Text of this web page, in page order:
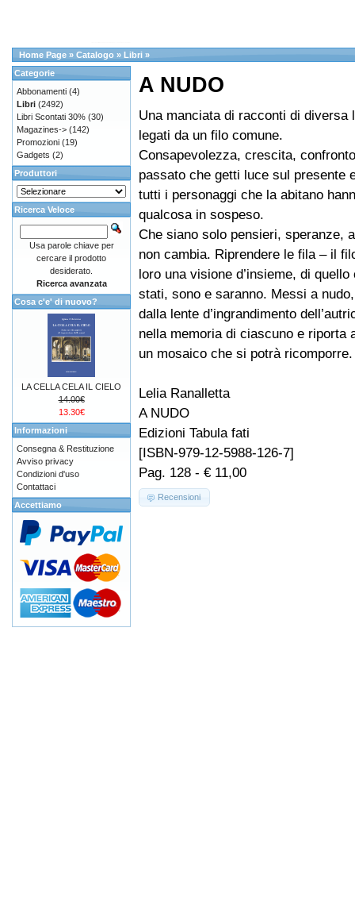
Home Page » Catalogo » Libri »
A NUDO
Una manciata di racconti di diversa
legati da un filo comune.
Consapevolezza, crescita,
passato che getti luce sul presente
tutti i personaggi che la abitano
qualcosa in sospeso.
Che siano solo pensieri, speranze,
non cambia. Riprendere le fila – il
loro una visione d’insieme, di quello
stati, sono e saranno. Messi a
dalla lente d’ingrandimento
nella memoria di ciascuno e riporta
un mosaico che si potrà ricomporre.
Lelia Ranalletta
A NUDO
Edizioni Tabula fati
[ISBN-979-12-5988-126-7]
Pag. 128 - € 11,00
Recensioni
Categorie
Abbonamenti (4)
Libri (2492)
Libri Scontati 30% (30)
Magazines-> (142)
Promozioni (19)
Gadgets (2)
Produttori
Ricerca Veloce
Usa parole chiave per
cercare il prodotto
desiderato.
Ricerca avanzata
Cosa c'e' di nuovo?
LA CELLA CELA IL CIELO
14.00€
13.30€
Informazioni
Consegna & Restituzione
Avviso privacy
Condizioni d'uso
Contattaci
Accettiamo